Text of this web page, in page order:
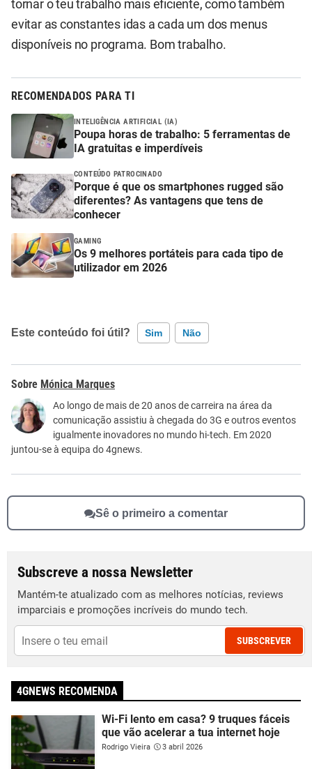
tornar o teu trabalho mais eficiente, como também
evitar as constantes idas a cada um dos menus
disponíveis no programa. Bom trabalho.
RECOMENDADOS PARA TI
INTELIGÊNCIA ARTIFICIAL (IA)
Poupa horas de trabalho: 5 ferramentas de
IA gratuitas e imperdíveis
CONTEÚDO PATROCINADO
Porque é que os smartphones rugged são
diferentes? As vantagens que tens de
conhecer
GAMING
Os 9 melhores portáteis para cada tipo de
utilizador em 2026
Este conteúdo foi útil? Sim Não
Este conteúdo contém informação incorreta
Este conteúdo não tem a informação que procuro
Outro
Mónica Marques
Ao longo de mais de 20 anos de carreira na área da
comunicação assistiu à chegada do 3G e outros eventos
igualmente inovadores no mundo hi-tech. Em 2020
juntou-se à equipa do 4gnews.
Sê o primeiro a comentar
Subscreve a nossa Newsletter
Mantém-te atualizado com as melhores notícias, reviews
imparciais e promoções incríveis do mundo tech.
SUBSCREVER
4GNEWS RECOMENDA
Wi-Fi lento em casa? 9 truques fáceis
que vão acelerar a tua internet hoje
Rodrigo Vieira 3 abril 2026